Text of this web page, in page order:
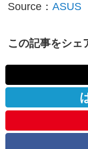
Source：ASUS
この記事をシェ